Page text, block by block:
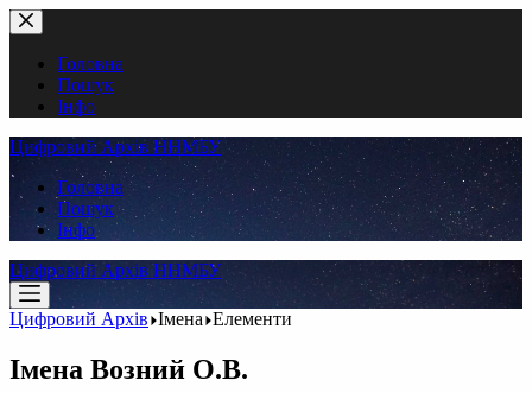
Перейти
до
вмістуГоловна
Пошук
Інфо
Цифровий Архів ННМБУ
Головна
Пошук
Інфо
Цифровий Архів ННМБУ
Цифровий Архів Імена Елементи
Імена Возний О.В.